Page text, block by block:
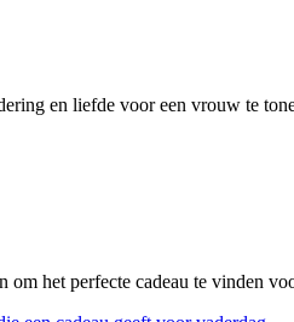
en liefde voor een vrouw te
het perfecte cadeau te vinden